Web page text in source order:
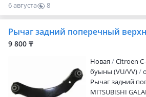
6 августа
8
0
Рычаг задний поперечный
9 800 ₸
Новая
Citroen
буыны (VU/VV)
Рычаг задний
MITSUBISHI